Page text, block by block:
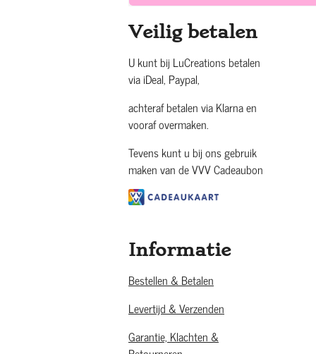
Veilig betalen
U kunt bij LuCreations betalen
via iDeal, Paypal,
achteraf betalen via Klarna en
vooraf overmaken.
Tevens kunt u bij ons gebruik
maken van de VVV Cadeaubon
Informatie
Bestellen & Betalen
Levertijd & Verzenden
Garantie, Klachten &